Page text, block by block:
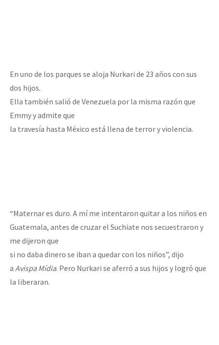
En uno de los parques se aloja Nurkari de 23 años con sus
dos hijos.
Ella también salió de Venezuela por la misma razón que
Emmy y admite que
la travesía hasta México está llena de terror y violencia.
“Maternar es duro. A mí me intentaron quitar a los niños en
Guatemala, antes de cruzar el Suchiate nos secuestraron y
me dijeron que
si no daba dinero se iban a quedar con los niños”, dijo
a Avispa Mídia. Pero Nurkari se aferró a sus hijos y logró que
la liberaran.